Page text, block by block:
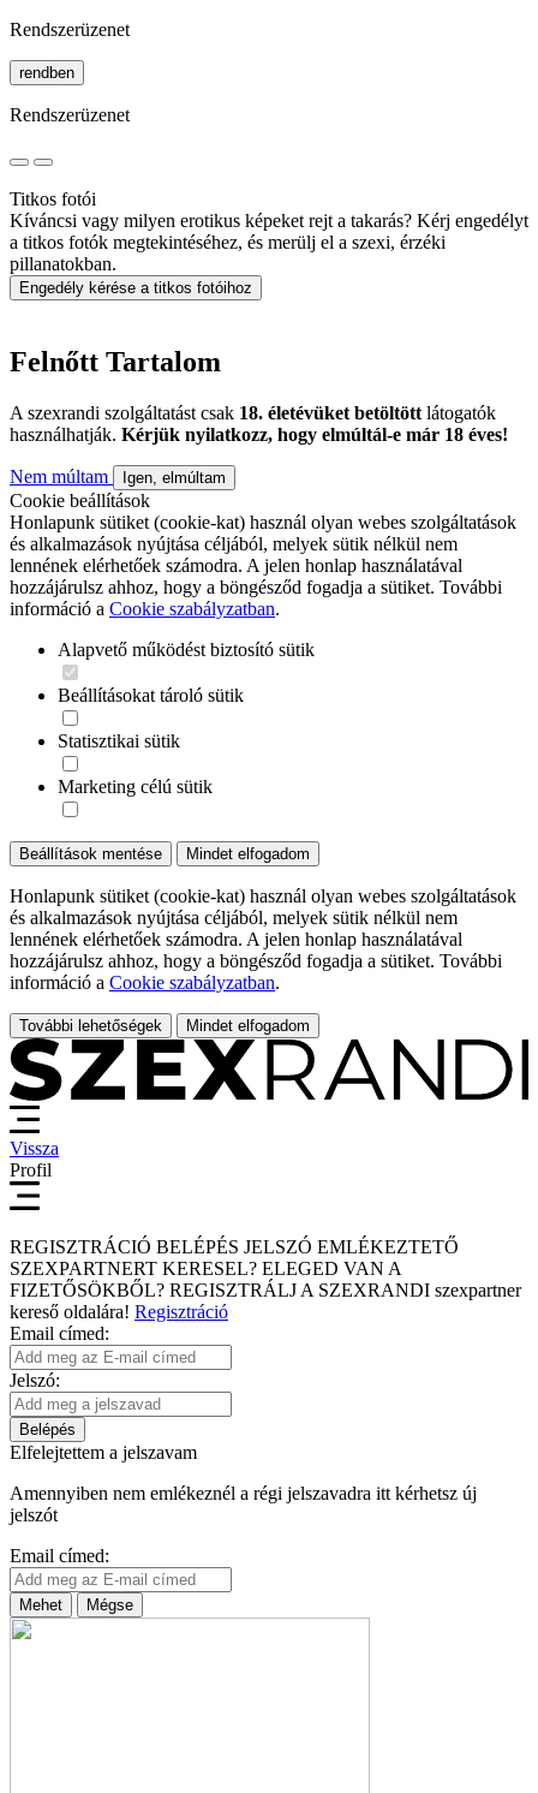
Rendszerüzenet
rendben
Rendszerüzenet
Titkos fotói
Kíváncsi vagy milyen erotikus képeket rejt a takarás? Kérj engedélyt
a titkos fotók megtekintéséhez, és merülj el a szexi, érzéki
pillanatokban.
Engedély kérése a titkos fotóihoz
Felnőtt Tartalom
A szexrandi szolgáltatást csak 18. életévüket betöltött látogatók
használhatják. Kérjük nyilatkozz, hogy elmúltál-e már 18 éves!
Nem múltam Igen, elmúltam
Cookie beállítások
Honlapunk sütiket (cookie-kat) használ olyan webes szolgáltatások
és alkalmazások nyújtása céljából, melyek sütik nélkül nem
lennének elérhetőek számodra. A jelen honlap használatával
hozzájárulsz ahhoz, hogy a böngésződ fogadja a sütiket. További
információ a Cookie szabályzatban.
Alapvető működést biztosító sütik
Beállításokat tároló sütik
Statisztikai sütik
Marketing célú sütik
Beállítások mentése Mindet elfogadom
Honlapunk sütiket (cookie-kat) használ olyan webes szolgáltatások
és alkalmazások nyújtása céljából, melyek sütik nélkül nem
lennének elérhetőek számodra. A jelen honlap használatával
hozzájárulsz ahhoz, hogy a böngésződ fogadja a sütiket. További
információ a Cookie szabályzatban.
További lehetőségek Mindet elfogadom
Vissza
Profil
REGISZTRÁCIÓ BELÉPÉS JELSZÓ EMLÉKEZTETŐ
SZEXPARTNERT KERESEL? ELEGED VAN A
FIZETŐSÖKBŐL? REGISZTRÁLJ A SZEXRANDI szexpartner
kereső oldalára! Regisztráció
Email címed:
Jelszó:
Belépés
Elfelejtettem a jelszavam
Amennyiben nem emlékeznél a régi jelszavadra itt kérhetsz új
jelszót
Email címed:
Mehet Mégse